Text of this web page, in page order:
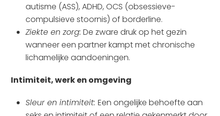
autisme (ASS), ADHD, OCS (obsessieve-
compulsieve stoornis) of borderline.
Ziekte en zorg: De zware druk op het gezin
wanneer een partner kampt met chronische
lichamelijke aandoeningen.
Intimiteit, werk en omgeving
Sleur en intimiteit:Een ongelijke behoefte aan